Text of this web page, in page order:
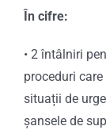
În cifre:
• 2 întâlniri
proceduri
situații de
șansele de